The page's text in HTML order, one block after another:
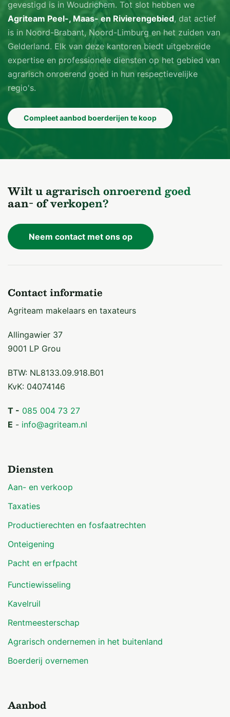
gevestigd is in Woudrichem. Tot slot hebben we
Agriteam Peel-, Maas- en Rivierengebied, dat actief
is in Noord-Brabant, Noord-Limburg en het zuiden van
Gelderland. Elk van deze kantoren biedt uitgebreide
expertise en professionele diensten op het gebied van
agrarisch onroerend goed in hun respectievelijke
regio's.
Compleet aanbod boerderijen te koop
Wilt u agrarisch onroerend goed
aan- of verkopen?
Neem contact met ons op
Contact informatie
Agriteam makelaars en taxateurs
Allingawier 37
9001 LP Grou
BTW: NL8133.09.918.B01
KvK: 04074146
T - 085 004 73 27
E - info@agriteam.nl
Diensten
Aan- en verkoop
Taxaties
Productierechten en fosfaatrechten
Onteigening
Pacht en erfpacht
Functiewisseling
Kavelruil
Rentmeesterschap
Agrarisch ondernemen in het buitenland
Boerderij overnemen
Aanbod